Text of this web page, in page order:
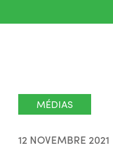
MÉDIAS
12 NOVEMBRE 2021